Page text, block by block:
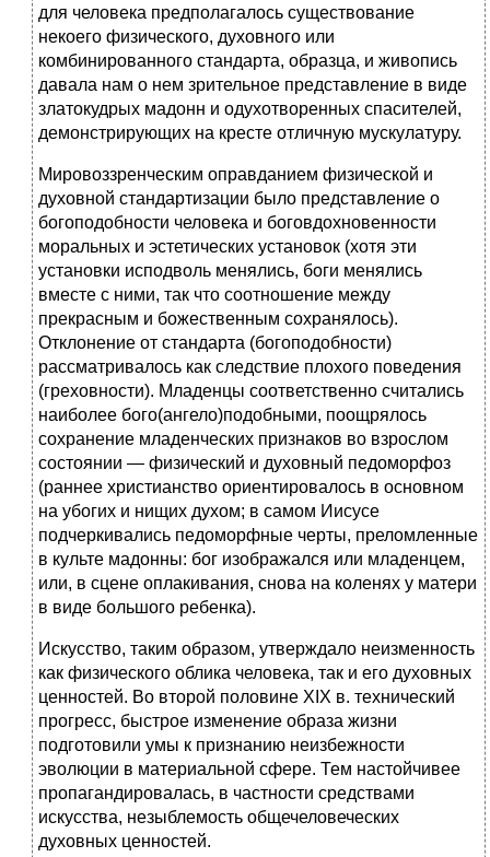
для человека предполагалось существование
некоего физического, духовного или
комбинированного стандарта, образца, и живопись
давала нам о нем зрительное представление в виде
златокудрых мадонн и одухотворенных спасителей,
демонстрирующих на кресте отличную мускулатуру.
Мировоззренческим оправданием физической и
духовной стандартизации было представление о
богоподобности человека и боговдохновенности
моральных и эстетических установок (хотя эти
установки исподволь менялись, боги менялись
вместе с ними, так что соотношение между
прекрасным и божественным сохранялось).
Отклонение от стандарта (богоподобности)
рассматривалось как следствие плохого поведения
(греховности). Младенцы соответственно считались
наиболее бого(ангело)подобными, поощрялось
сохранение младенческих признаков во взрослом
состоянии — физический и духовный педоморфоз
(раннее христианство ориентировалось в основном
на убогих и нищих духом; в самом Иисусе
подчеркивались педоморфные черты, преломленные
в культе мадонны: бог изображался или младенцем,
или, в сцене оплакивания, снова на коленях у матери
в виде большого ребенка).
Искусство, таким образом, утверждало неизменность
как физического облика человека, так и его духовных
ценностей. Во второй половине XIX в. технический
прогресс, быстрое изменение образа жизни
подготовили умы к признанию неизбежности
эволюции в материальной сфере. Тем настойчивее
пропагандировалась, в частности средствами
искусства, незыблемость общечеловеческих
духовных ценностей.